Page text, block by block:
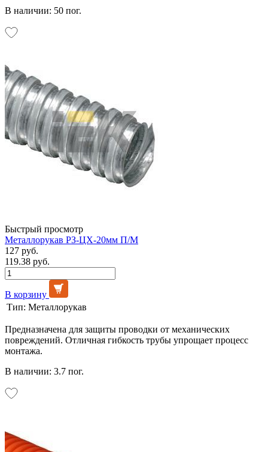
В наличии: 50 пог.
Быстрый просмотр
Металлорукав РЗ-ЦХ-20мм П/М
127 руб.
119.38 руб.
В корзину
Тип: Металлорукав
Предназначена для защиты проводки от механических
повреждений. Отличная гибкость трубы упрощает процесс
монтажа.
В наличии: 3.7 пог.